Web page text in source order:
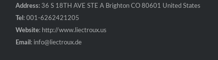
Address: 36 S 18TH AVE STE A Brighton CO 80601 United States
Tel : 001-6262421205
Website: http://www.liectroux.us
Email : info@liectroux.de